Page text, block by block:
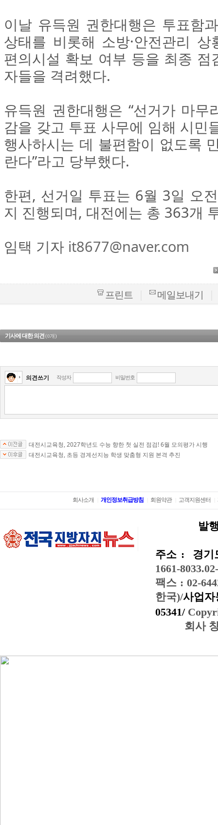
이날 유득원 권한대행은 투표함
상태를 비롯해 소방·안전관리
편의시설 확보 여부 등을 최종 점
자들을 격려했다.
유득원 권한대행은 “선거가 마무
감을 갖고 투표 사무에 임해 시민
행사하시는 데 불편함이 없도록
란다”라고 당부했다.
한편, 선거일 투표는 6월 3일 오
지 진행되며, 대전에는 총 363개
임택 기자 it8677@naver.com
프린트 메일보내기
기사에 대한 의견(0개)
의견쓰기 작성자 비밀번호
대전시교육청, 2027학년도 수능 향한 첫 실전 점검! 6월 모의평가 시행
대전시교육청, 초등 경계선지능 학생 맞춤형 지원 본격 추진
회사소개 개인정보취급방침 회원약관 고객지원센터
발
주소 :
경기
1661-
팩스 : 02-
한국)/사업
05341/
회사 창간